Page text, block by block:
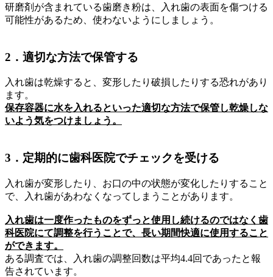
研磨剤が含まれている歯磨き粉は、入れ歯の表面を傷つける
可能性があるため、使わないようにしましょう。
2．適切な方法で保管する
入れ歯は乾燥すると、変形したり破損したりする恐れがあり
ます。
保存容器に水を入れるといった適切な方法で保管し乾燥しな
いよう気をつけましょう。
3．定期的に歯科医院でチェックを受ける
入れ歯が変形したり、お口の中の状態が変化したりすること
で、入れ歯があわなくなってしまうことがあります。
入れ歯は一度作ったものをずっと使用し続けるのではなく歯
科医院にて調整を行うことで、長い期間快適に使用すること
ができます。
ある調査では、入れ歯の調整回数は平均4.4回であったと報
告されています。